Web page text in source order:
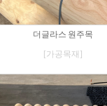
더글라스 원주목
[가공목재]